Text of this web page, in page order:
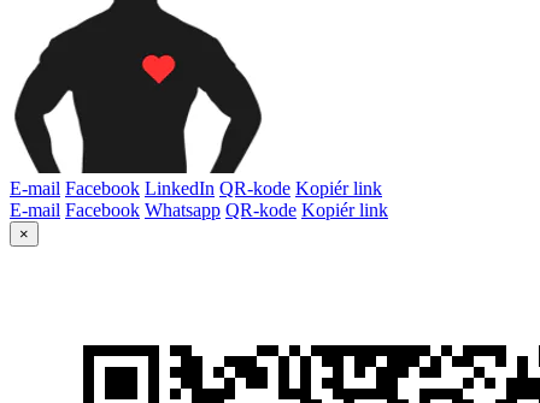
E-mail Facebook LinkedIn QR-kode Kopiér link
E-mail Facebook Whatsapp QR-kode Kopiér link
×